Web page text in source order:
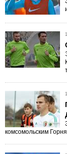
комсомольским